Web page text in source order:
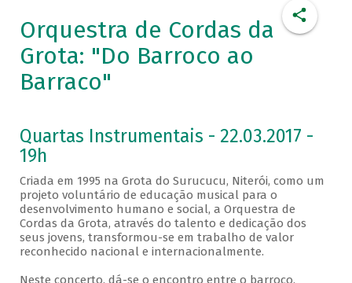
Orquestra de Cordas da
Grota: "Do Barroco ao
Barraco"
Quartas Instrumentais - 22.03.2017 -
19h
Criada em 1995 na Grota do Surucucu, Niterói, como um
projeto voluntário de educação musical para o
desenvolvimento humano e social, a Orquestra de
Cordas da Grota, através do talento e dedicação dos
seus jovens, transformou-se em trabalho de valor
reconhecido nacional e internacionalmente.